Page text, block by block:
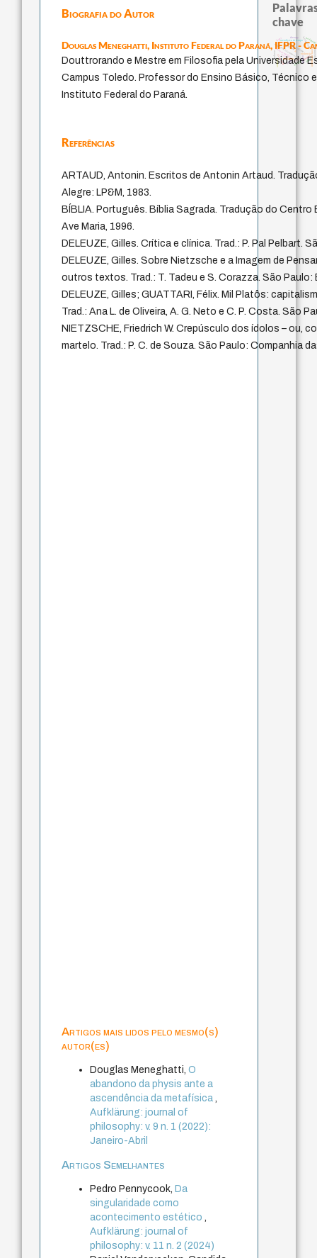
Biografia do Autor
Douglas Meneghatti, Instituto Federal do Paraná, IFPR -
Douttrorando e Mestre em Filosofia pela Universidade
Campus Toledo. Professor do Ensino Básico, Técnico
Instituto Federal do Paraná.
Referências
ARTAUD, Antonin. Escritos de Antonin Artaud.
Alegre: LP&M, 1983.
BÍBLIA. Português. Bíblia Sagrada. Tradução do
Ave Maria, 1996.
DELEUZE, Gilles. Crítica e clínica. Trad.: P. Pal Pelbart.
DELEUZE, Gilles. Sobre Nietzsche e a Imagem de
outros textos. Trad.: T. Tadeu e S. Corazza. São Paulo:
DELEUZE, Gilles; GUATTARI, Félix. Mil Platôs:
Trad.: Ana L. de Oliveira, A. G. Neto e C. P. Costa. São
NIETZSCHE, Friedrich W. Crepúsculo dos ídolos – ou,
martelo. Trad.: P. C. de Souza. São Paulo: Companhia
Artigos mais lidos pelo mesmo(s)
autor(es)
Douglas Meneghatti,O
abandono da physis ante a
ascendência da metafísica,
Aufklärung: journal of
philosophy: v. 9 n. 1 (2022):
Janeiro-Abril
Artigos Semelhantes
Pedro Pennycook, Da
singularidade como
acontecimento estético,
Aufklärung: journal of
philosophy: v. 11 n. 2 (2024)
chave
fundamentalismo
jacobi
protágoras
experiência temporal
metafísica do tempo
género
idade
intolerância
identidade nacional
homem-medida
j.c.m. neto
palavra
perdón
leyes violencia
guayaquil
logos pedagogia
lei acquaintance
desejo mind
therapy
animais